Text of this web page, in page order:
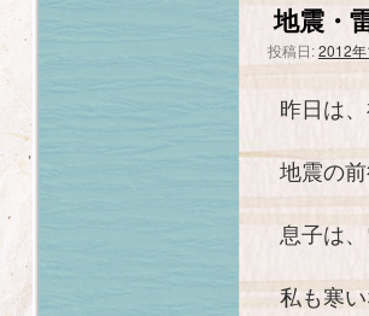
地震・
投稿日:2012
昨日は
地震の
息子は
私も寒